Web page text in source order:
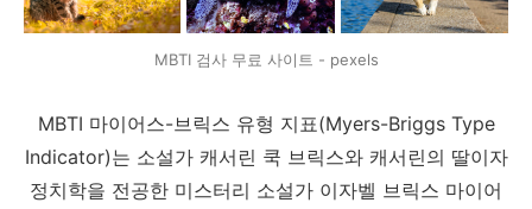
MBTI 검사 무료 사이트 - pexels
MBTI 마이어스-브릭스 유형 지표(Myers-Briggs Type
Indicator)는 소설가 캐서린 쿡 브릭스와 캐서린의 딸이자
정치학을 전공한 미스터리 소설가 이자벨 브릭스 마이어